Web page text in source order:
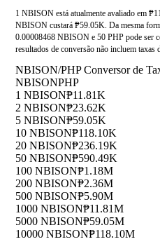
1 NBISON está atualmente avaliado em
NBISON custará ₱59.05K. Da mesma
0.00008468 NBISON e 50 PHP pode ser
resultados de conversão não incluem taxas
NBISON/PHP Conversor de
NBISONPHP
1 NBISON₱11.81K
2 NBISON₱23.62K
5 NBISON₱59.05K
10 NBISON₱118.10K
20 NBISON₱236.19K
50 NBISON₱590.49K
100 NBISON₱1.18M
200 NBISON₱2.36M
500 NBISON₱5.90M
1000 NBISON₱11.81M
5000 NBISON₱59.05M
10000 NBISON₱118.10M